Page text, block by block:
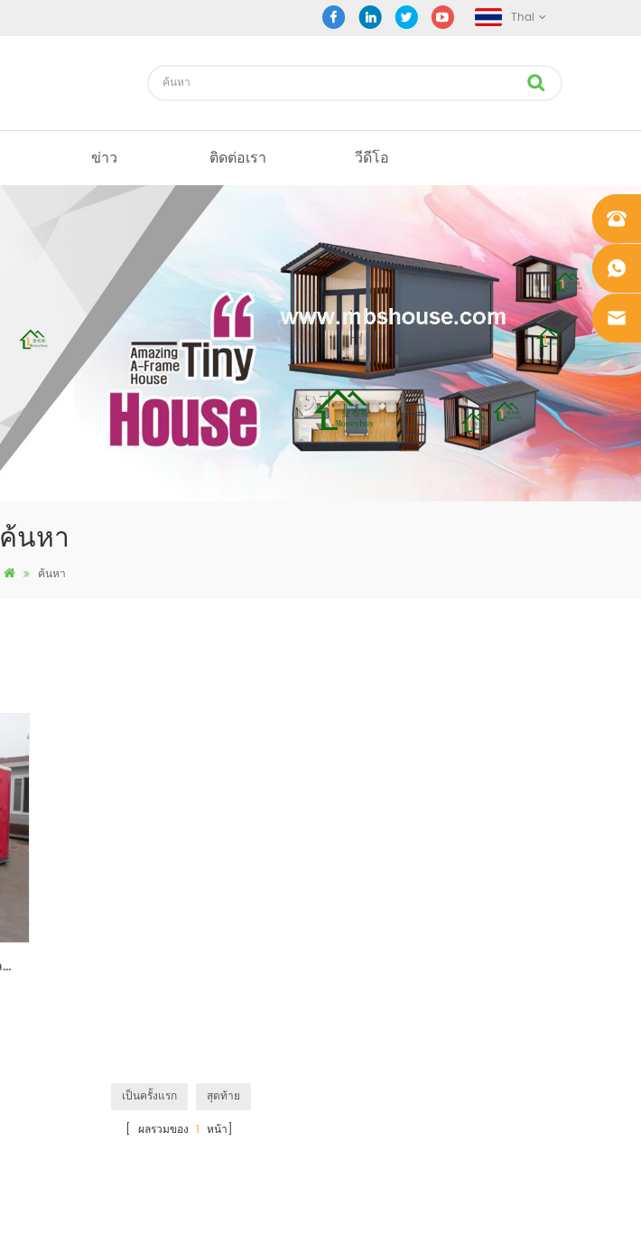
Thai
ข่าว ติดต่อเรา วีดีโอ
ค้นหา
ค้นหา
จีน rotomolding ห้องน้ำพกพาพลาสติกแบบพกพากลางแจ้ง
เป็นครั้งแรก
สุดท้าย
[ ผลรวมของ 1 หน้า]
+861862
0106756
+861862
0106756
sales@
mbshou
se.com